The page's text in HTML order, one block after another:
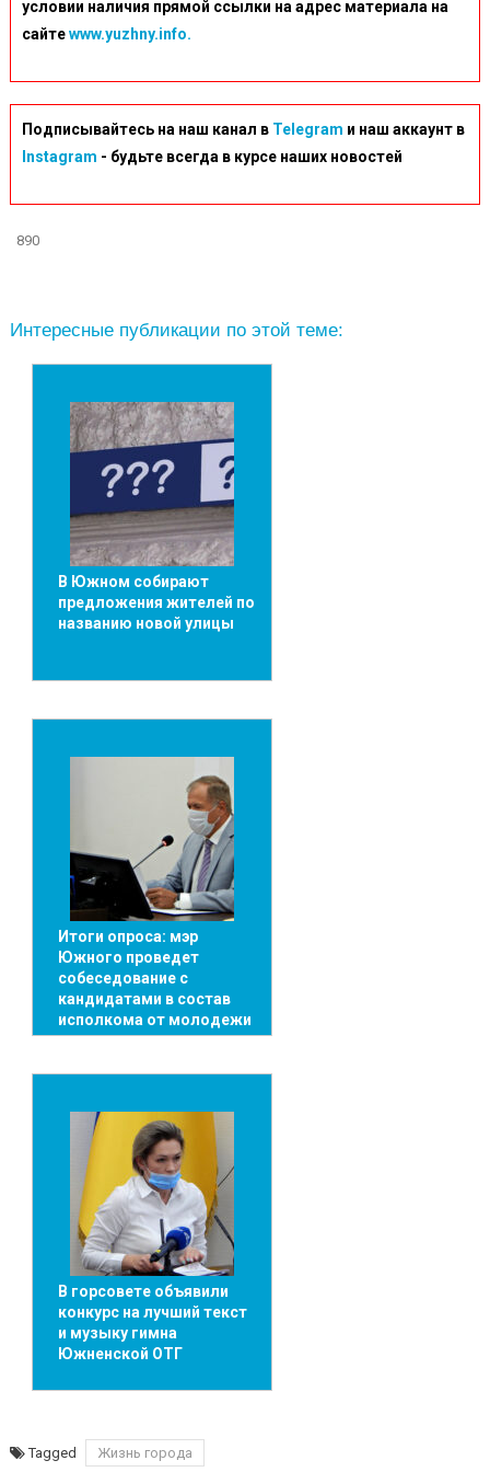
условии наличия прямой ссылки на адрес материала на
сайтеwww.yuzhny.info.
Подписывайтесь на наш канал в Telegram и наш аккаунт в
Instagram - будьте всегда в курсе наших новостей
890
Интересные публикации по этой теме:
В Южном собирают
предложения жителей по
названию новой улицы
Итоги опроса: мэр
Южного проведет
собеседование с
кандидатами в состав
исполкома от молодежи
В горсовете объявили
конкурс на лучший текст
и музыку гимна
Южненской ОТГ
Tagged Жизнь города